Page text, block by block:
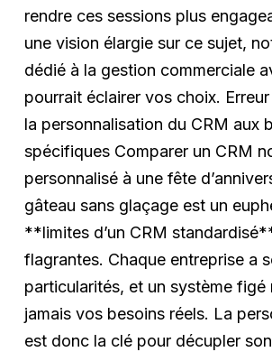
rendre ces sessions plus
une vision élargie sur ce sujet,
dédié à la gestion commerciale
pourrait éclairer vos choix.
la personnalisation du CRM aux
spécifiques Comparer un CRM
personnalisé à une fête
gâteau sans glaçage est un
**limites d’un CRM
flagrantes. Chaque entreprise a
particularités, et un système figé
jamais vos besoins réels. La
est donc la clé pour décupler